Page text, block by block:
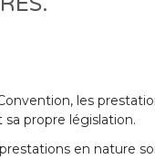
les
propre législation.
en nature